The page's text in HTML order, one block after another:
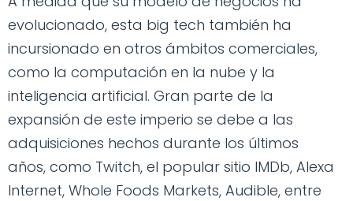
evolucionado, esta big tech también ha
incursionado en otros ámbitos comerciales,
como la computación en la nube y la
inteligencia artificial. Gran parte de la
expansión de este imperio se debe a las
adquisiciones hechos durante los últimos
años, como Twitch, el popular sitio IMDb, Alexa
Internet, Whole Foods Markets, Audible, entre